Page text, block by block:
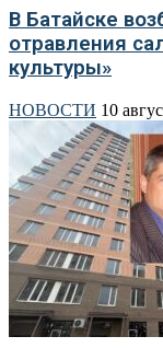
В Батайске
отравления
культуры»
НОВОСТИ 10